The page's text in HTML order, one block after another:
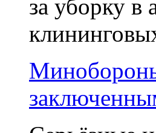
за уборку в